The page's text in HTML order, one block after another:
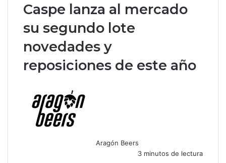
Caspe lanza al mercado
su segundo lote
novedades y
reposiciones de este año
Aragón Beers
3 minutos de lectura